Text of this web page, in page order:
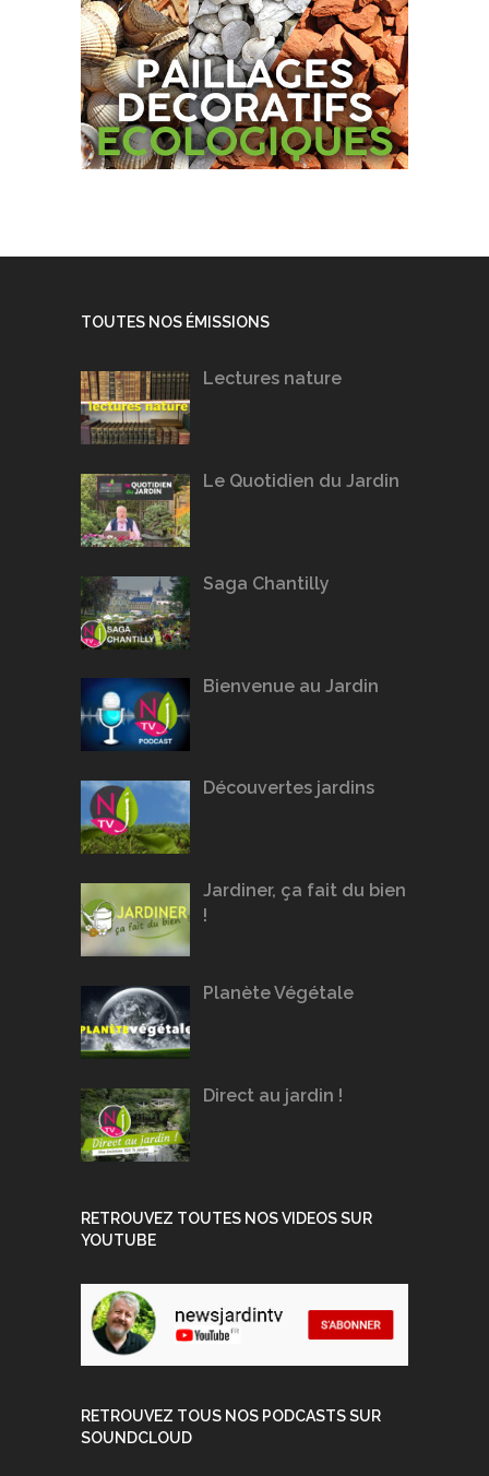
TOUTES NOS ÉMISSIONS
Lectures nature
Le Quotidien du Jardin
Saga Chantilly
Bienvenue au Jardin
Découvertes jardins
Jardiner, ça fait du bien
!
Planète Végétale
Direct au jardin !
RETROUVEZ TOUTES NOS VIDEOS SUR
YOUTUBE
RETROUVEZ TOUS NOS PODCASTS SUR
SOUNDCLOUD